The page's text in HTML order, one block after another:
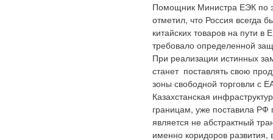
Помощник Министра ЕЭК по
отметил, что Россия всегда
китайских товаров на пути
требовало определенной
При реализации истинных
станет поставлять свою
зоны свободной торговли с
Казахстанская
границам, уже поставила
является не абстрактный
именно коридоров